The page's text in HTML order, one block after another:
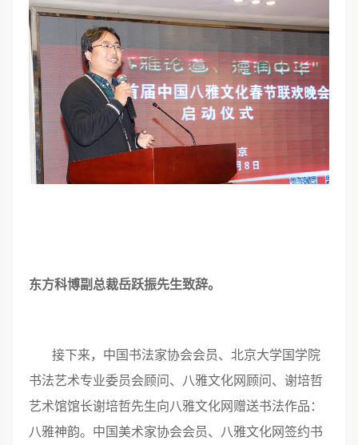
东方科博副总裁岳跃振先生致辞。
接下来，中国书法家协会会员、北京大学国学院
书法艺术专业委员会顾问、八雅文化网顾问、谢培哲
艺术馆馆长谢培哲先生向八雅文化网赠送书法作品：
八雅神韵。中国美术家协会会员、八雅文化网签约书